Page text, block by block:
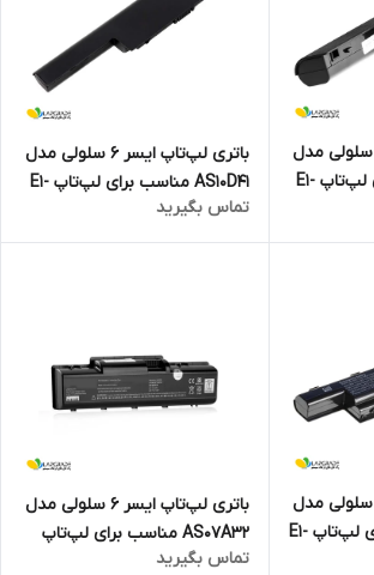
باتری لپ‌تاپ ایسر 6 سلولی مدل
AS10D51 مناسب برای لپ‌تاپ E1-
باتری لپ‌تاپ ایسر 6 سلولی مدل
AS10D41 مناسب برای لپ‌تاپ E1-
571
تماس بگیرید
باتری لپ‌تاپ ایسر 6 سلولی مدل
AS10D3E مناسب برای لپ‌تاپ E1-
باتری لپ‌تاپ ایسر 6 سلولی مدل
AS07A32 مناسب برای لپ‌تاپ
Aspire 4710Z
تماس بگیرید